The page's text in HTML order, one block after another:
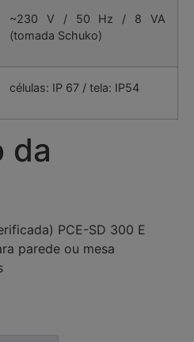
~230 V / 50 Hz / 8 VA
(tomada Schuko)
células: IP 67 / tela: IP54
da
PCE-SD 300 E
parede ou mesa